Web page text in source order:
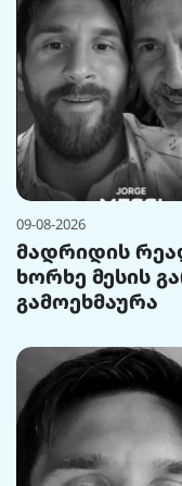
09-08-2026
მადრიდის
ხორხე მესის
გამოეხმაურა